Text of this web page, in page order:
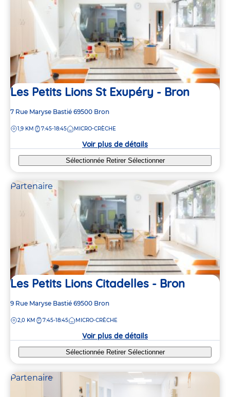
Les Petits Lions St Exupéry - Bron
Adresse
la
7 Rue Maryse Bastié 69500 Bron
DISTANCE
1,9 KM 7:45-18:45 MICRO-CRÈCHE
Voir plus de détails
Sélectionnée Retirer Sélectionner
Partenaire
Les Petits Lions Citadelles - Bron
Adresse
la
9 Rue Maryse Bastié 69500 Bron
DISTANCE
2,0 KM 7:45-18:45 MICRO-CRÈCHE
Voir plus de détails
Sélectionnée Retirer Sélectionner
Partenaire